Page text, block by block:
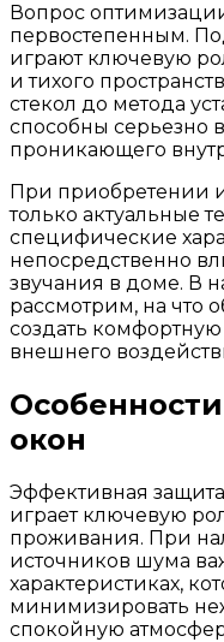
Вопрос
первостепенным.
играют ключевую
и тихого
стекол до метода
способны серьезно
проникающего
При приобретении
только актуальные
специфические
непосредственно
звучания в доме. В
рассмотрим, на что
создать
внешнего
окон
Эффективная
играет ключевую
проживания. При
источников шума
характеристиках,
минимизировать
спокойную